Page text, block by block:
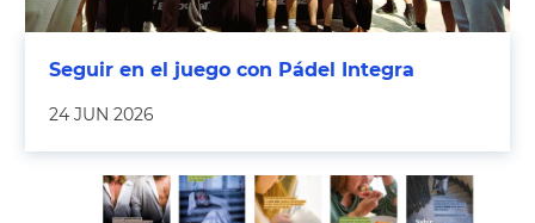
Seguir en el juego con Pádel Integra
24 JUN 2026